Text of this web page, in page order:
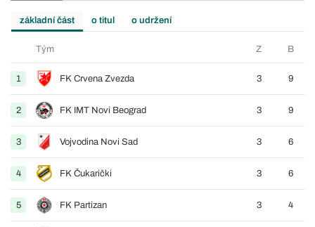
základní část o titul o udržení
Tým Z B
1 FK Crvena Zvezda 3 9
2 FK IMT Novi Beograd 3 9
3 Vojvodina Novi Sad 3 6
4 FK Čukarički 3 6
5 FK Partizan 3 4